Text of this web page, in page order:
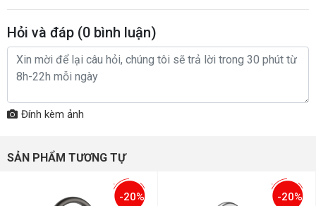
Hỏi và đáp (0 bình luận)
Đính kèm ảnh
SẢN PHẨM TƯƠNG TỰ
-20% -20%